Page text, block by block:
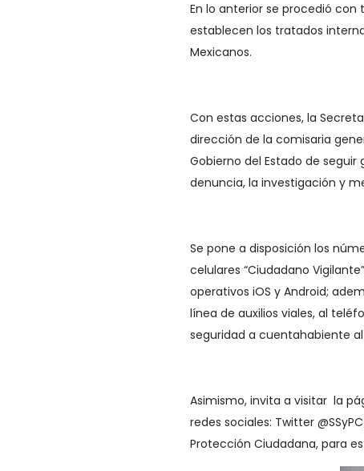
En lo anterior se procedió
establecen los tratados
Mexicanos.
Con estas acciones, la
dirección de la comisaria
Gobierno del Estado de
denuncia, la investigación y
Se pone a disposición los
celulares “Ciudadano
operativos iOS y Android;
línea de auxilios viales, al
seguridad a cuentahabiente al
Asimismo, invita a visitar la
redes sociales: Twitter
Protección Ciudadana, para